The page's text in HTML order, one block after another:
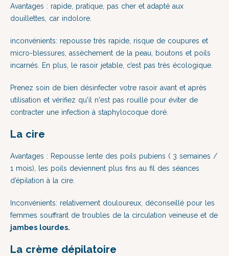
Avantages : rapide, pratique, pas cher et adapté aux
douillettes, car indolore.
inconvénients: repousse très rapide, risque de coupures et
micro-blessures, assèchement de la peau, boutons et poils
incarnés.
En plus, le rasoir jetable, c’est pas très écologique.
Prenez soin de bien désinfecter votre rasoir avant et après
utilisation et vérifiez qu'il n'est pas rouillé pour éviter de
contracter une infection à staphylocoque doré.
La cire
Avantages : Repousse lente des poils pubiens ( 3 semaines /
1 mois), les poils deviennent plus fins au fil des séances
d’épilation à la cire
Inconvénients: relativement douloureux, déconseillé pour les
femmes souffrant de troubles de la circulation veineuse et de
jambes lourdes.
La crème dépilatoire